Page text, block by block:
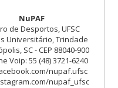
NuPAF
de Desportos, UFSC
Universitário, Trindade
SC - CEP 88040-900
Voip: 55 (48) 3721-6240
nupaf.ufsc
nupaf_ufsc